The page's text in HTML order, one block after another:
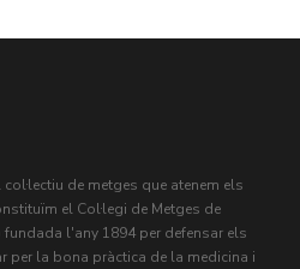
de metges que atenem els
el Col·legi de Metges de
l'any 1894 per defensar els
per la bona pràctica de la medicina i